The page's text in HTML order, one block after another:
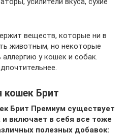
веществ, которые ни в
животным, но некоторые
у кошек и собак.
Брит
Брит Премиум существует
и включает в себя все тоже
полезных добавок: